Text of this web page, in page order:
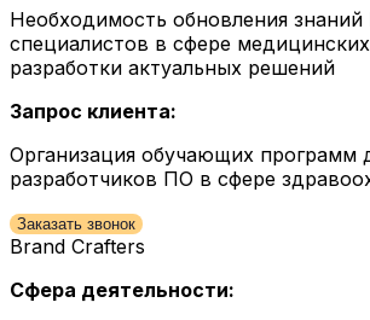
Необходимость обновления знаний
специалистов в сфере
разработки актуальных решений
Запрос клиента:
Организация обучающих программ
разработчиков ПО в сфере
Заказать звонок
Brand Crafters
Сфера деятельности: